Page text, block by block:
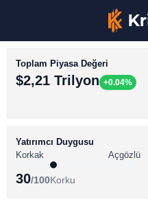
BİTCOİN HABERLERİ
ALTCOİN HABERLERİ
Toplam Piyasa Değeri
$2,21 Trilyon +0.04%
Yatırımcı Duygusu
Korkak
Açgözlü
30/100Korku